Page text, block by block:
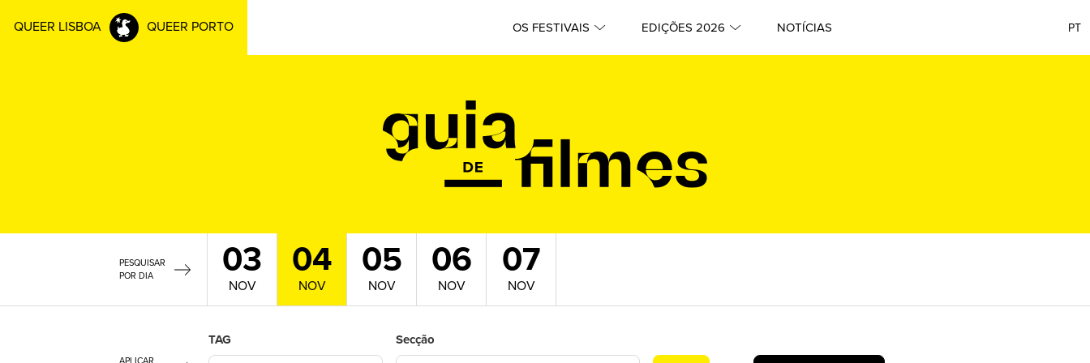
QUEER LISBOA QUEER PORTO OS FESTIVAIS EDIÇÕES 2026 NOTÍCIAS PT
PESQUISAR
POR DIA
03
NOV
04
NOV
05
NOV
06
NOV
07
NOV
APLICAR
TAG Secção